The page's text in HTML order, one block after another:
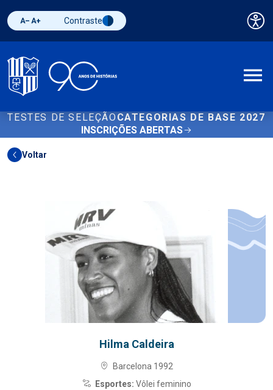
Diminuir fonte
Aumentar fonteAlternar contraste
Contraste
TESTES DE SELEÇÃO CATEGORIAS DE BASE 2027
INSCRIÇÕES ABERTAS
Voltar
Hilma Caldeira
Barcelona 1992
Esportes: Vôlei feminino